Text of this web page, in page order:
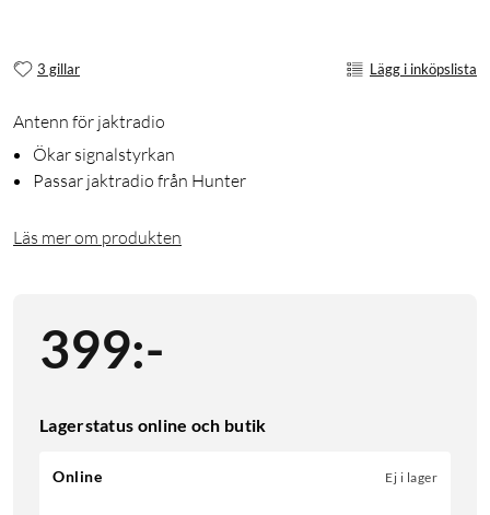
3 gillar Lägg i inköpslista
Antenn för jaktradio
Ökar signalstyrkan
Passar jaktradio från Hunter
Läs mer om produkten
399:-
Lagerstatus online och butik
Online Ej i lager